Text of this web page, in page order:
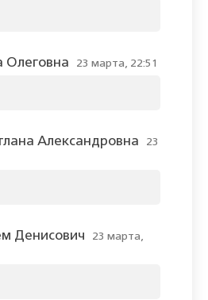
Олеговна 23 марта, 22:51
Александровна
23
Денисович
23 марта,